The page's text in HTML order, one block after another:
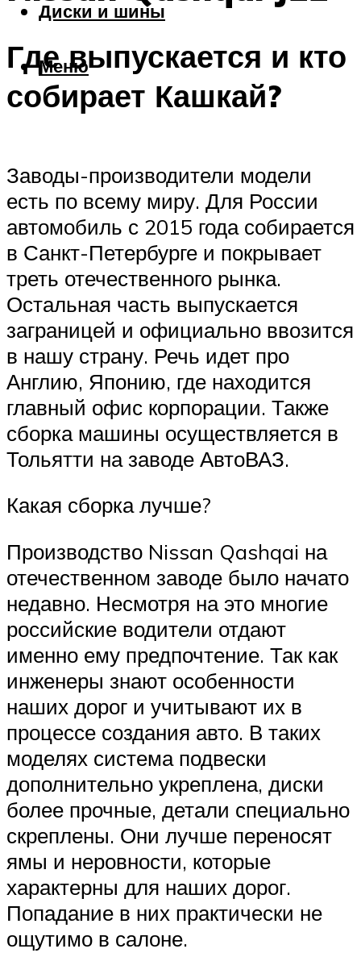
Диски и шины
Меню
Где выпускается и кто
собирает Кашкай?
Заводы-производители модели
есть по всему миру. Для России
автомобиль с 2015 года собирается
в Санкт-Петербурге и покрывает
треть отечественного рынка.
Остальная часть выпускается
заграницей и официально ввозится
в нашу страну. Речь идет про
Англию, Японию, где находится
главный офис корпорации. Также
сборка машины осуществляется в
Тольятти на заводе АвтоВАЗ.
Какая сборка лучше?
Производство Nissan Qashqai на
отечественном заводе было начато
недавно. Несмотря на это многие
российские водители отдают
именно ему предпочтение. Так как
инженеры знают особенности
наших дорог и учитывают их в
процессе создания авто. В таких
моделях система подвески
дополнительно укреплена, диски
более прочные, детали специально
скреплены. Они лучше переносят
ямы и неровности, которые
характерны для наших дорог.
Попадание в них практически не
ощутимо в салоне.